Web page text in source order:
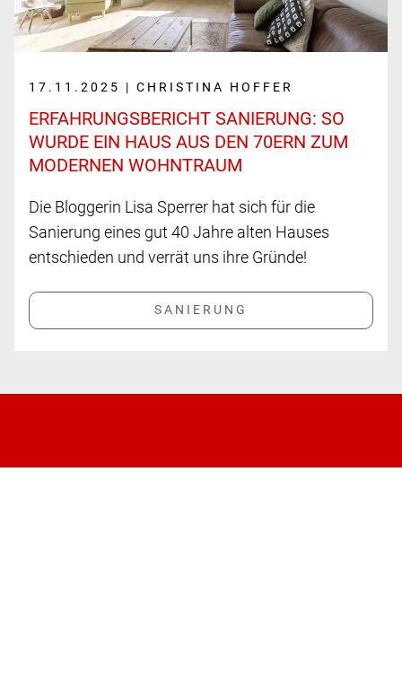
17.11.2025 | CHRISTINA HOFFER
ERFAHRUNGS­BERICHT SANIERUNG: SO
WURDE EIN HAUS AUS DEN 70ERN ZUM
MODERNEN WOHN­TRAUM
Die Bloggerin Lisa Sperrer hat sich für die
Sanierung eines gut 40 Jahre alten Hauses
entschieden und verrät uns ihre Gründe!